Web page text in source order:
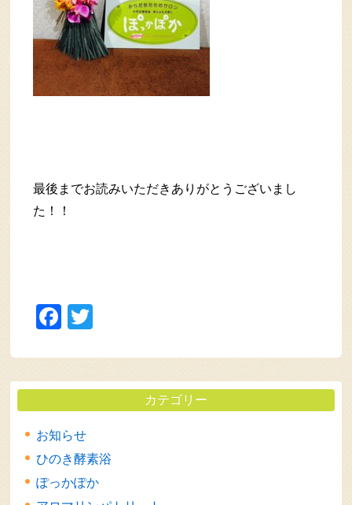
最後までお読みいただきありがとうございまし
た！！
Facebook
カテゴリー
お知らせ
ひのき酵素浴
ぽっかぽか